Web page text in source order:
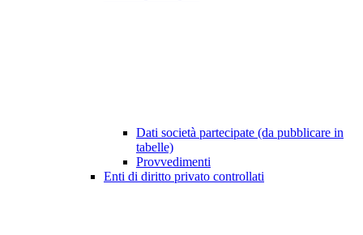
Dati società partecipate (da pubblicare in
tabelle)
Provvedimenti
Enti di diritto privato controllati